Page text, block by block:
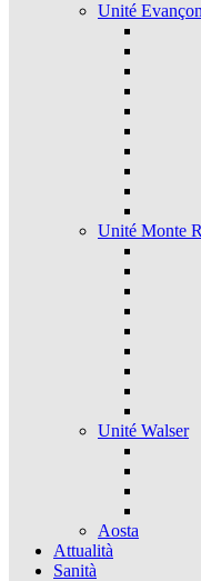
Unité Evançon
Unité Monte
Unité Walser
Aosta
Attualità
Sanità